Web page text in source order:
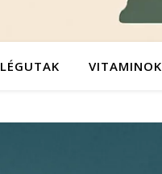
LÉGUTAK VITAMINOK